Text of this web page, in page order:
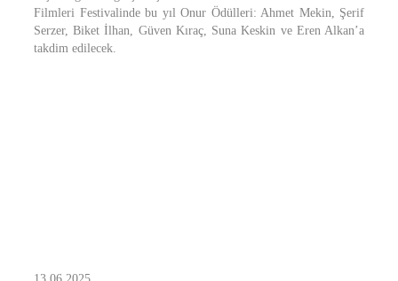
Filmleri Festivalinde bu yıl Onur Ödülleri: Ahmet Mekin, Şerif
Serzer, Biket İlhan, Güven Kıraç, Suna Keskin ve Eren Alkan’a
takdim edilecek.